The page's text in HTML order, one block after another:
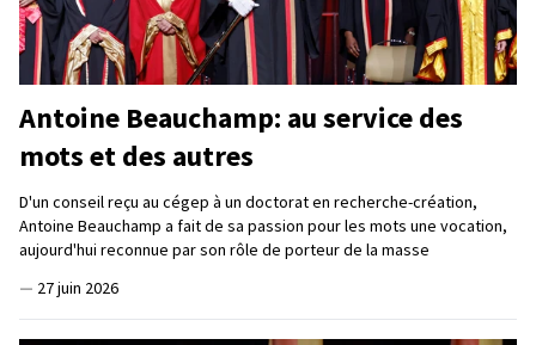
Antoine Beauchamp: au service des
mots et des autres
D'un conseil reçu au cégep à un doctorat en recherche-création,
Antoine Beauchamp a fait de sa passion pour les mots une vocation,
aujourd'hui reconnue par son rôle de porteur de la masse
— 27 juin 2026